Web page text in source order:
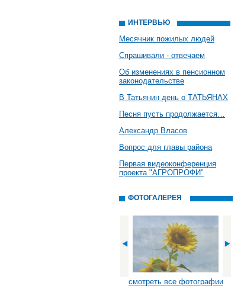
ИНТЕРВЬЮ
Месячник пожилых людей
Спрашивали - отвечаем
Об изменениях в пенсионном
законодательстве
В Татьянин день о ТАТЬЯНАХ
Песня пусть продолжается…
Александр Власов
Вопрос для главы района
Первая видеоконференция
проекта "АГРОПРОФИ"
ФОТОГАЛЕРЕЯ
смотреть все фотографии